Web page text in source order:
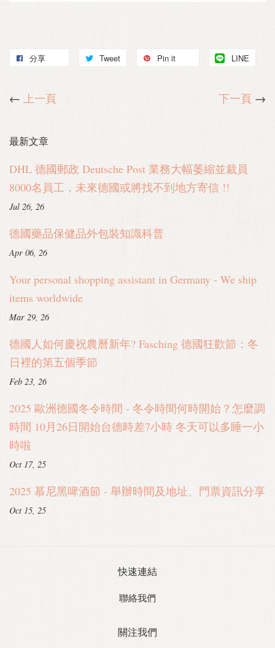
分享 Tweet Pin it LINE
← 上一頁 下一頁 →
最新文章
DHL 德國郵政 Deutsche Post 業務大幅萎縮並裁員
8000名員工，未來德國或將找不到地方寄信 !!
Jul 26, 26
德國藥品保健品外包裝知識科普
Apr 06, 26
Your personal shopping assistant in Germany - We ship
items worldwide
Mar 29, 26
德國人如何慶祝農曆新年? Fasching 德國狂歡節：冬
日裡的第五個季節
Feb 23, 26
2025 歐洲德國冬令時間 - 冬令時間何時開始？怎麼調
時間 10月26日開始台德時差7小時 冬天可以多睡一小
時啦
Oct 17, 25
2025 慕尼黑啤酒節 - 舉辦時間及地址、門票資訊分享
Oct 15, 25
快速連結
聯絡我們
關注我們